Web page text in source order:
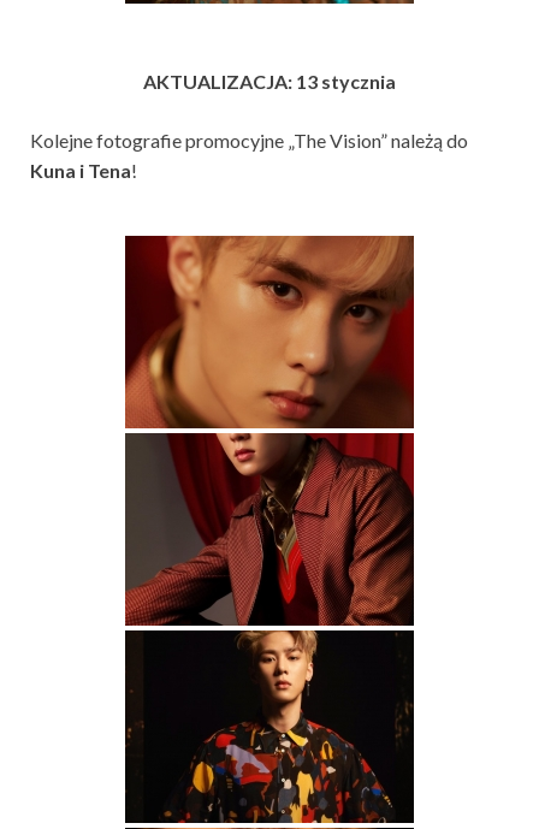
AKTUALIZACJA: 13 stycznia
Kolejne fotografie promocyjne „The Vision” należą do
Kuna i Tena!